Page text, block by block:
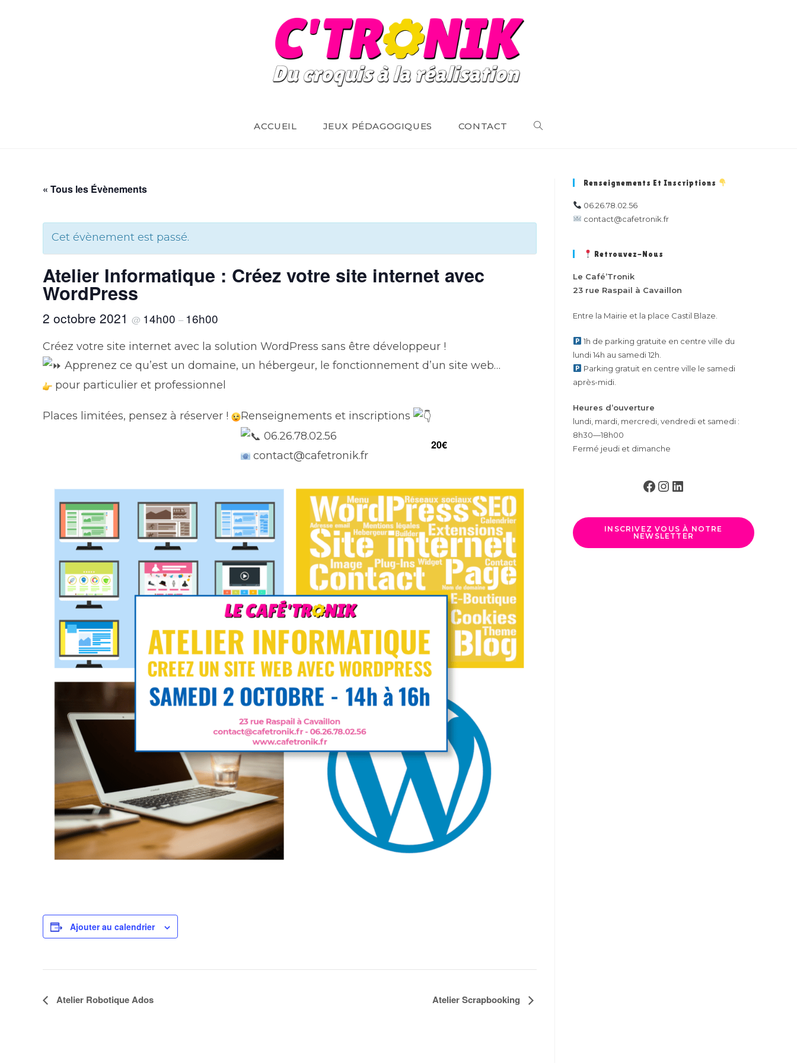
ACCUEIL JEUX PÉDAGOGIQUES CONTACT TOGGLE
« Tous les Évènements
Cet évènement est passé.
Atelier Informatique : Créez votre site internet avec
WordPress
2 octobre 2021 @ 14h00 – 16h00
Créez votre site internet avec la solution WordPress sans être développeur !
Apprenez ce qu’est un domaine, un hébergeur, le fonctionnement d’un site web…
pour particulier et professionnel
Places limitées, pensez à réserver !
Renseignements et inscriptions
06.26.78.02.56
contact@cafetronik.fr
20€
Ajouter au calendrier
N
Atelier Robotique Ados Atelier Scrapbooking
Renseignements Et Inscriptions
06.26.78.02.56
contact@cafetronik.fr
Retrouvez-Nous
Le Café’Tronik
23 rue Raspail à Cavaillon
Entre la Mairie et la place Castil Blaze.
1h de parking gratuite en centre ville du
lundi 14h au samedi 12h.
Parking gratuit en centre ville le samedi
après-midi.
Heures d’ouverture
lundi, mardi, mercredi, vendredi et samedi :
8h30—18h00
Fermé jeudi et dimanche
Facebook
Instagram
LinkedIn
INSCRIVEZ VOUS À NOTRE
NEWSLETTER